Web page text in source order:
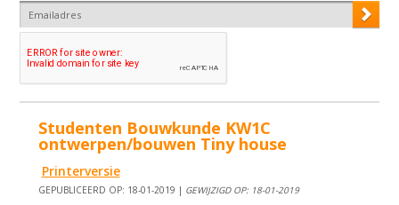
Studenten Bouwkunde KW1C
ontwerpen/bouwen Tiny house
Printerversie
GEPUBLICEERD OP: 18-01-2019 | GEWIJZIGD OP: 18-01-2019